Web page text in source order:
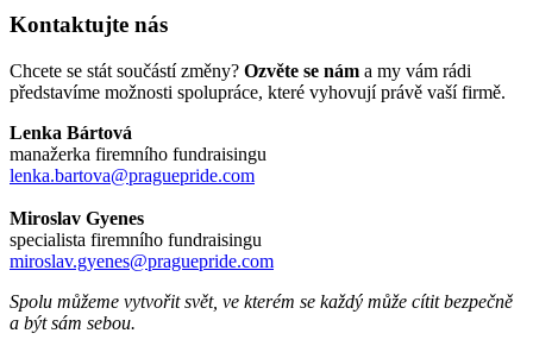
Kontaktujte nás
Chcete se stát součástí změny? Ozvěte se nám a my vám rádi
představíme možnosti spolupráce, které vyhovují právě vaší firmě.
Lenka Bártová
manažerka firemního fundraisingu
lenka.bartova@praguepride.com
Miroslav Gyenes
specialista firemního fundraisingu
miroslav.gyenes@praguepride.com
Spolu můžeme vytvořit svět, ve kterém se každý může cítit bezpečně
a být sám sebou.